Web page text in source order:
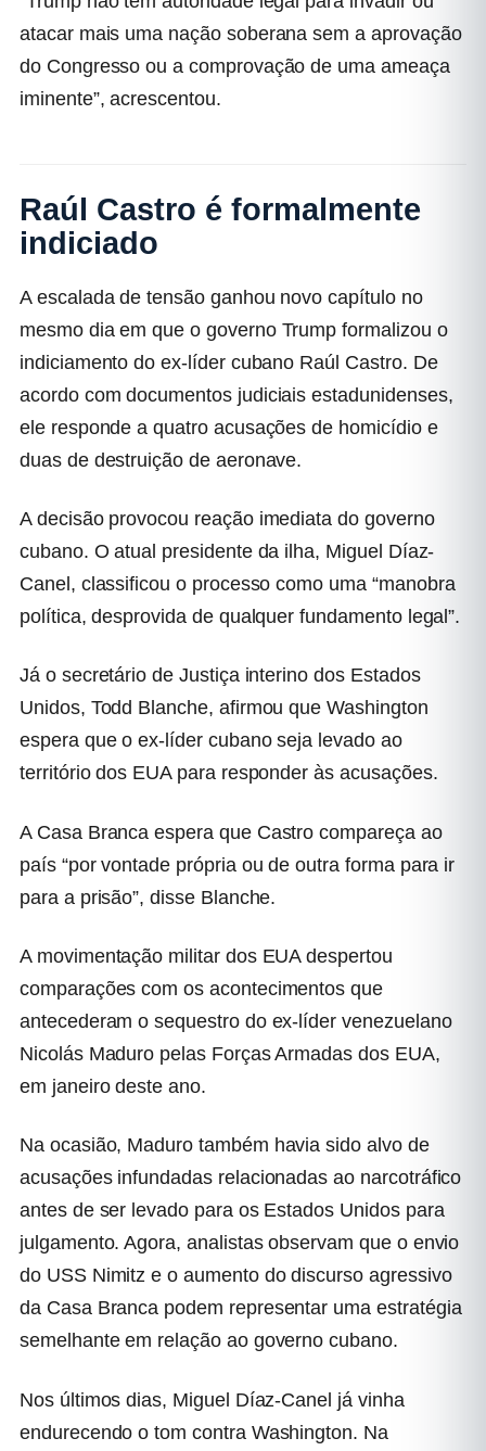
atacar mais uma nação soberana sem a aprovação
do Congresso ou a comprovação de uma ameaça
iminente”, acrescentou.
Raúl Castro é formalmente
indiciado
A escalada de tensão ganhou novo capítulo no
mesmo dia em que o governo Trump formalizou o
indiciamento do ex-líder cubano Raúl Castro. De
acordo com documentos judiciais estadunidenses,
ele responde a quatro acusações de homicídio e
duas de destruição de aeronave.
A decisão provocou reação imediata do governo
cubano. O atual presidente da ilha, Miguel Díaz-
Canel, classificou o processo como uma “manobra
política, desprovida de qualquer fundamento legal”.
Já o secretário de Justiça interino dos Estados
Unidos, Todd Blanche, afirmou que Washington
espera que o ex-líder cubano seja levado ao
território dos EUA para responder às acusações.
A Casa Branca espera que Castro compareça ao
país “por vontade própria ou de outra forma para ir
para a prisão”, disse Blanche.
A movimentação militar dos EUA despertou
comparações com os acontecimentos que
antecederam o sequestro do ex-líder venezuelano
Nicolás Maduro pelas Forças Armadas dos EUA,
em janeiro deste ano.
Na ocasião, Maduro também havia sido alvo de
acusações infundadas relacionadas ao narcotráfico
antes de ser levado para os Estados Unidos para
julgamento. Agora, analistas observam que o envio
do USS Nimitz e o aumento do discurso agressivo
da Casa Branca podem representar uma estratégia
semelhante em relação ao governo cubano.
Nos últimos dias, Miguel Díaz-Canel já vinha
endurecendo o tom contra Washington. Na